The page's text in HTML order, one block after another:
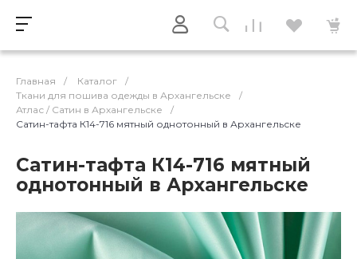
Главная / Каталог
/
Ткани для пошива одежды в Архангельске
/
Атлас / Cатин в Архангельске
/
Сатин-тафта К14-716 мятный однотонный в Архангельске
Сатин-тафта К14-716 мятный
однотонный в Архангельске